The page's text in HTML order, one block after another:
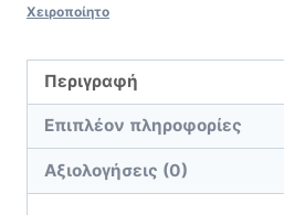
Χειροποίητο
Περιγραφή
Επιπλέον πληροφορίες
Αξιολογήσεις (0)